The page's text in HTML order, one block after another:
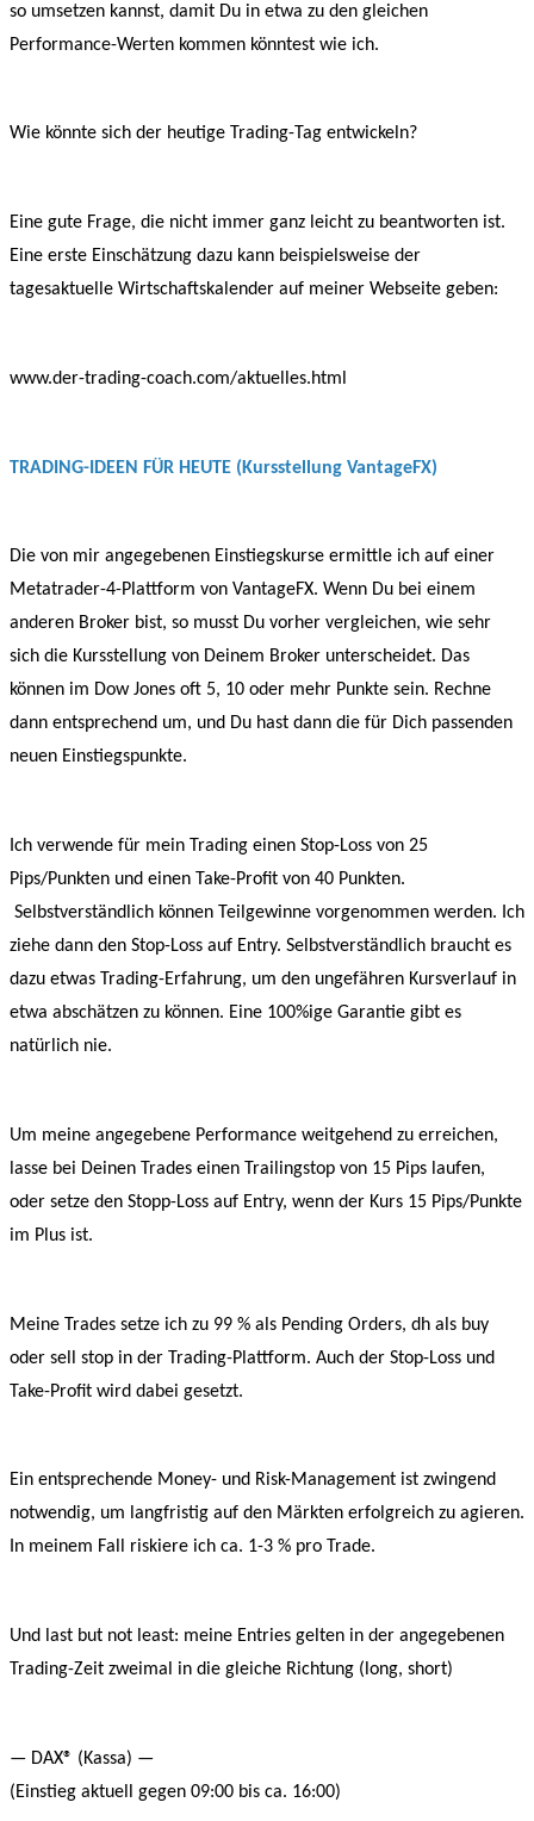
so umsetzen kannst, damit Du in etwa zu den gleichen
Performance-Werten kommen könntest wie ich.
Wie könnte sich der heutige Trading-Tag entwickeln?
Eine gute Frage, die nicht immer ganz leicht zu beantworten ist.
Eine erste Einschätzung dazu kann beispielsweise der
tagesaktuelle Wirtschaftskalender auf meiner Webseite geben:
www.der-trading-coach.com/aktuelles.html
TRADING-IDEEN FÜR HEUTE (Kursstellung VantageFX)
Die von mir angegebenen Einstiegskurse ermittle ich auf einer
Metatrader-4-Plattform von VantageFX. Wenn Du bei einem
anderen Broker bist, so musst Du vorher vergleichen, wie sehr
sich die Kursstellung von Deinem Broker unterscheidet. Das
können im Dow Jones oft 5, 10 oder mehr Punkte sein. Rechne
dann entsprechend um, und Du hast dann die für Dich passenden
neuen Einstiegspunkte.
Ich verwende für mein Trading einen Stop-Loss von 25
Pips/Punkten und einen Take-Profit von 40 Punkten.
Selbstverständlich können Teilgewinne vorgenommen werden. Ich
ziehe dann den Stop-Loss auf Entry. Selbstverständlich braucht es
dazu etwas Trading-Erfahrung, um den ungefähren Kursverlauf in
etwa abschätzen zu können. Eine 100%ige Garantie gibt es
natürlich nie.
Um meine angegebene Performance weitgehend zu erreichen,
lasse bei Deinen Trades einen Trailingstop von 15 Pips laufen,
oder setze den Stopp-Loss auf Entry, wenn der Kurs 15 Pips/Punkte
im Plus ist.
Meine Trades setze ich zu 99 % als Pending Orders, dh als buy
oder sell stop in der Trading-Plattform. Auch der Stop-Loss und
Take-Profit wird dabei gesetzt.
Ein entsprechende Money- und Risk-Management ist zwingend
notwendig, um langfristig auf den Märkten erfolgreich zu agieren.
In meinem Fall riskiere ich ca. 1-3 % pro Trade.
Und last but not least: meine Entries gelten in der angegebenen
Trading-Zeit zweimal in die gleiche Richtung (long, short)
— DAX® (Kassa) —
(Einstieg aktuell gegen 09:00 bis ca. 16:00)